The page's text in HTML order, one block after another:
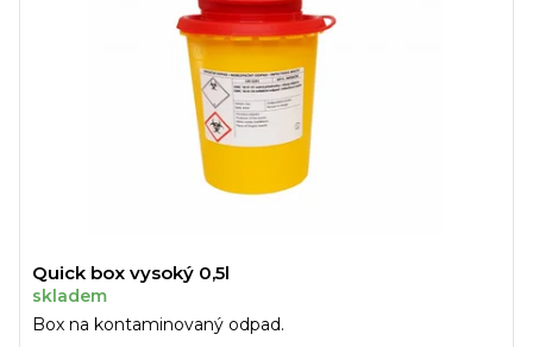
Quick box vysoký 0,5l
skladem
Box na kontaminovaný odpad.